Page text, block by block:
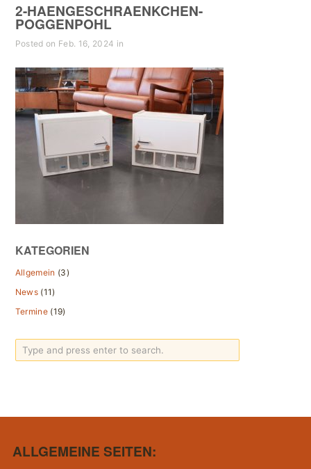
2-HAENGESCHRAENKCHEN-
POGGENPOHL
Posted on Feb. 16, 2024 in
KATEGORIEN
Allgemein (3)
News (11)
Termine (19)
ALLGEMEINE SEITEN: